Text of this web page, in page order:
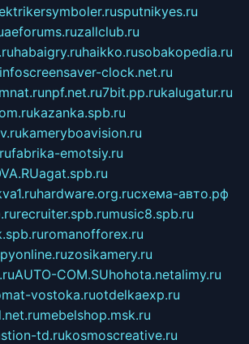
sputnikyes.ru
aeforums.ruzallclub.ru
habaigry.ruhaikko.rusobakopedia.ru
screensaver-clock.net.ru
npf.net.ru7bit.pp.rukalugatur.ru
kazanka.spb.ru
kameryboavision.ru
fabrika-emotsiy.ru
agat.spb.ru
hardware.org.ruсхема-авто.рф
recruiter.spb.rumusic8.spb.ru
romanofforex.ru
zosikamery.ru
AUTO-COM.SUhohota.netalimy.ru
vostoka.ruotdelkaexp.ru
mebelshop.msk.ru
td.rukosmoscreative.ru